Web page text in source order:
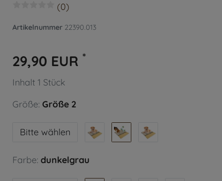
(0)
Artikelnummer 22390.013
29,90 EUR *
Inhalt 1 Stück
Größe: Größe 2
Bitte wählen
Farbe: dunkelgrau